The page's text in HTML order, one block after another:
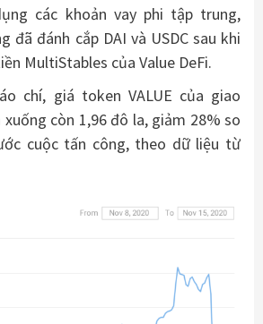
các khoản vay phi tập trung,
đã đánh cắp DAI và USDC sau khi
MultiStables của Value DeFi.
chí, giá token VALUE của giao
còn 1,96 đô la, giảm 28% so
cuộc tấn công, theo dữ liệu từ